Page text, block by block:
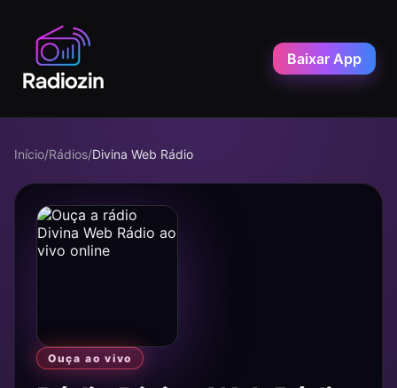
Baixar App
Início/Rádios/Divina Web Rádio
Ouça ao vivo